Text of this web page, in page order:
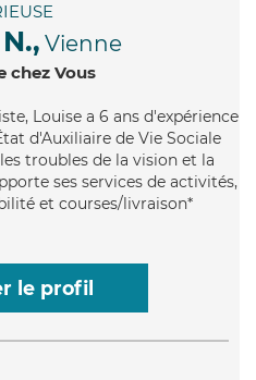
Vienne
chez Vous
Louise a 6 ans d'expérience
d'Auxiliaire de Vie Sociale
troubles de la vision et la
ses services de activités,
et courses/livraison*
le profil